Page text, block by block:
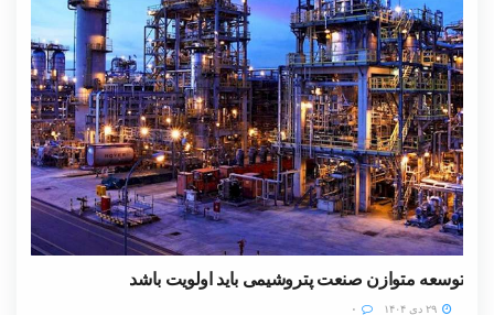
توسعه متوازن صنعت پتروشیمی باید اولویت باشد